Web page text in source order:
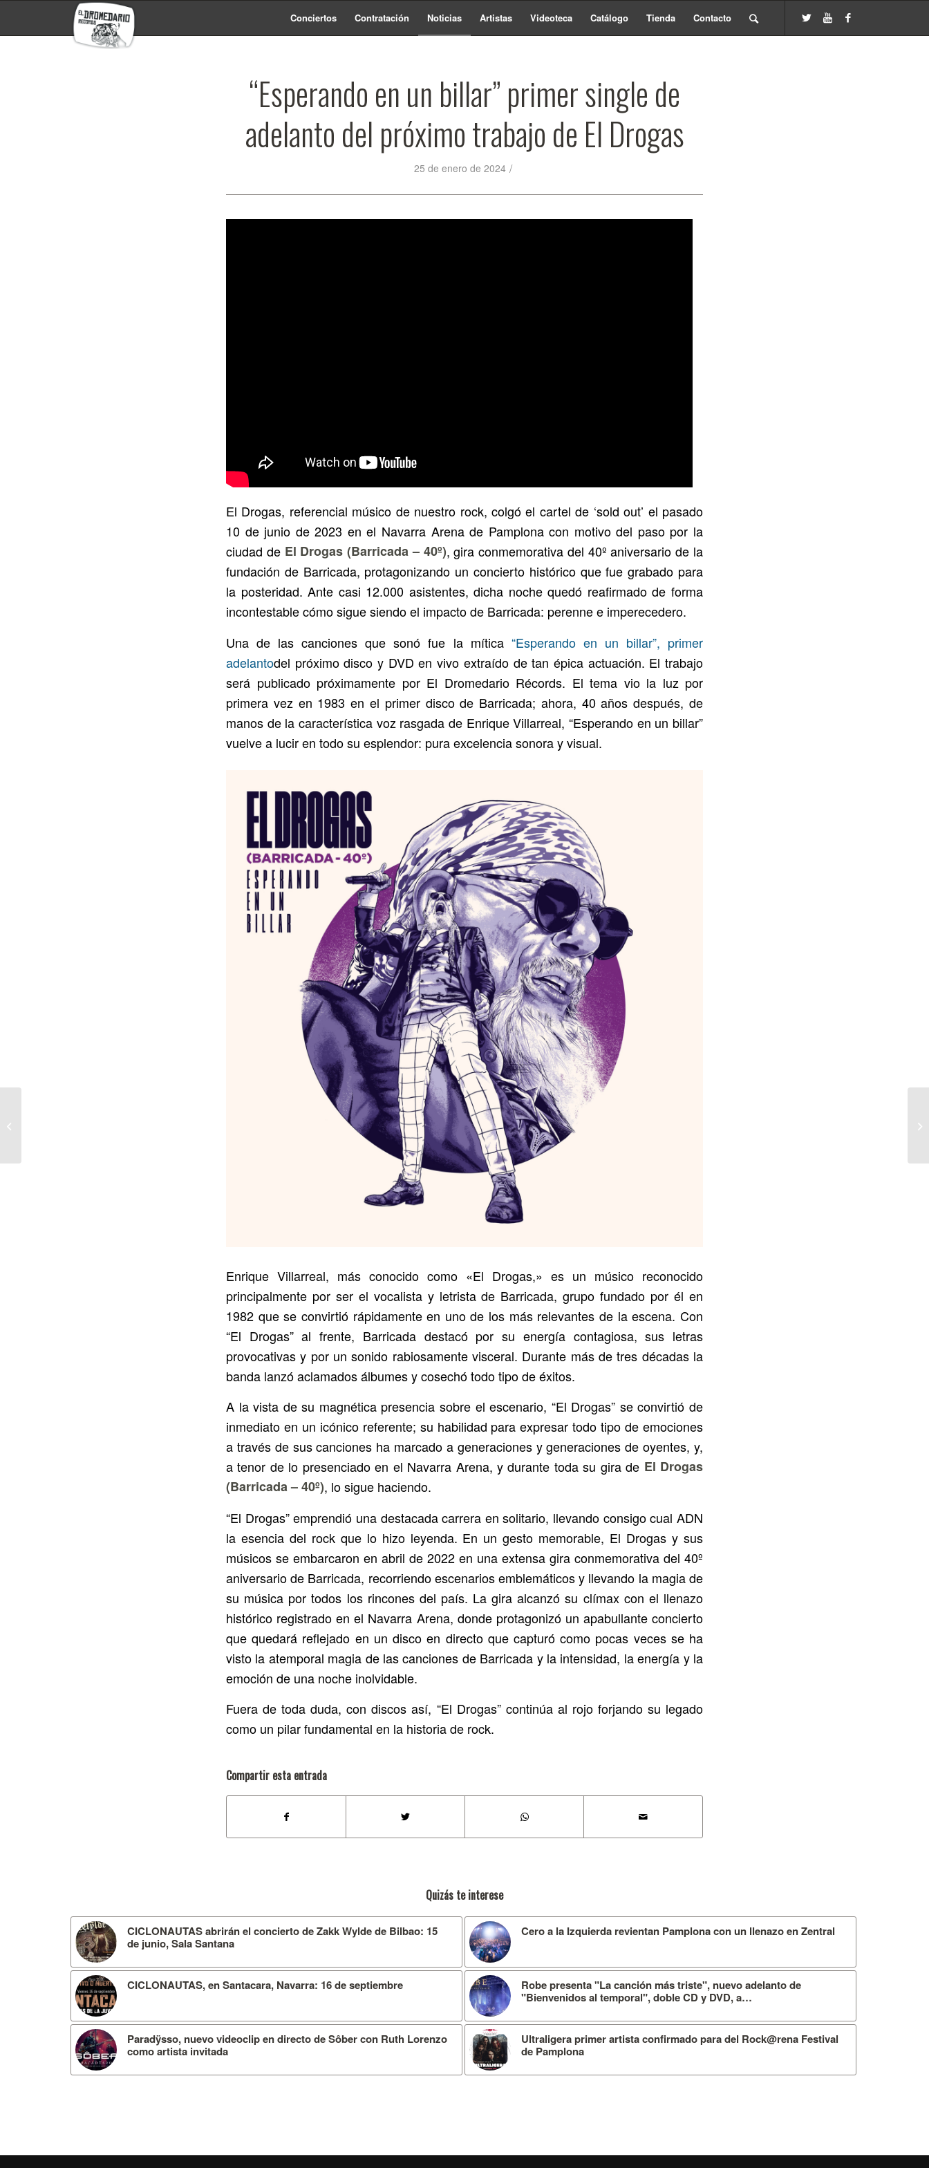
Conciertos Contratación Noticias Artistas Videoteca Catálogo Tienda Contacto
“Esperando en un billar” primer single de
adelanto del próximo trabajo de El Drogas
25 de enero de 2024 /
El Drogas, referencial músico de nuestro rock, colgó el cartel de ‘sold out’ el pasado
10 de junio de 2023 en el Navarra Arena de Pamplona con motivo del paso por la
ciudad de El Drogas (Barricada – 40º), gira conmemorativa del 40º aniversario de la
fundación de Barricada, protagonizando un concierto histórico que fue grabado para
la posteridad. Ante casi 12.000 asistentes, dicha noche quedó reafirmado de forma
incontestable cómo sigue siendo el impacto de Barricada: perenne e imperecedero.
Una de las canciones que sonó fue la mítica “Esperando en un billar”, primer
adelantodel próximo disco y DVD en vivo extraído de tan épica actuación. El trabajo
será publicado próximamente por El Dromedario Récords. El tema vio la luz por
primera vez en 1983 en el primer disco de Barricada; ahora, 40 años después, de
manos de la característica voz rasgada de Enrique Villarreal, “Esperando en un billar”
vuelve a lucir en todo su esplendor: pura excelencia sonora y visual.
Enrique Villarreal, más conocido como «El Drogas,» es un músico reconocido
principalmente por ser el vocalista y letrista de Barricada, grupo fundado por él en
1982 que se convirtió rápidamente en uno de los más relevantes de la escena. Con
“El Drogas” al frente, Barricada destacó por su energía contagiosa, sus letras
provocativas y por un sonido rabiosamente visceral. Durante más de tres décadas la
banda lanzó aclamados álbumes y cosechó todo tipo de éxitos.
A la vista de su magnética presencia sobre el escenario, “El Drogas” se convirtió de
inmediato en un icónico referente; su habilidad para expresar todo tipo de emociones
a través de sus canciones ha marcado a generaciones y generaciones de oyentes, y,
a tenor de lo presenciado en el Navarra Arena, y durante toda su gira de El Drogas
(Barricada – 40º), lo sigue haciendo.
“El Drogas” emprendió una destacada carrera en solitario, llevando consigo cual ADN
la esencia del rock que lo hizo leyenda. En un gesto memorable, El Drogas y sus
músicos se embarcaron en abril de 2022 en una extensa gira conmemorativa del 40º
aniversario de Barricada, recorriendo escenarios emblemáticos y llevando la magia de
su música por todos los rincones del país. La gira alcanzó su clímax con el llenazo
histórico registrado en el Navarra Arena, donde protagonizó un apabullante concierto
que quedará reflejado en un disco en directo que capturó como pocas veces se ha
visto la atemporal magia de las canciones de Barricada y la intensidad, la energía y la
emoción de una noche inolvidable.
Fuera de toda duda, con discos así, “El Drogas” continúa al rojo forjando su legado
como un pilar fundamental en la historia de rock.
Compartir esta entrada
Quizás te interese
CICLONAUTAS abrirán el concierto de Zakk Wylde de Bilbao: 15
de junio, Sala Santana
Cero a la Izquierda revientan Pamplona con un llenazo en Zentral
CICLONAUTAS, en Santacara, Navarra: 16 de septiembre
Robe presenta "La canción más triste", nuevo adelanto de
"Bienvenidos al temporal", doble CD y DVD, a…
Paradÿsso, nuevo videoclip en directo de Sôber con Ruth Lorenzo
como artista invitada
Ultraligera primer artista confirmado para del Rock@rena Festival
de Pamplona